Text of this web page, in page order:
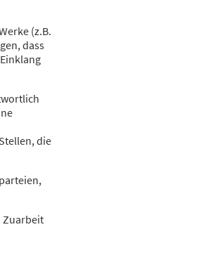
(z.B.
dass
die
Zuarbeit